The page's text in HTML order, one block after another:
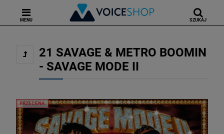
MENU SZUKAJ
21 SAVAGE & METRO BOOMIN
- SAVAGE MODE II
PRZECENA